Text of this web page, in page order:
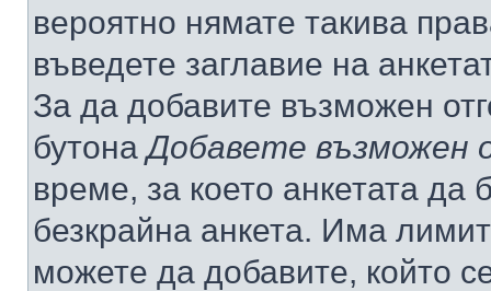
вероятно нямате такива
въведете заглавие на
За да добавите възможен
бутонаДобавете възможен
време, за което анкетата да
безкрайна анкета. Има
можете да добавите, който